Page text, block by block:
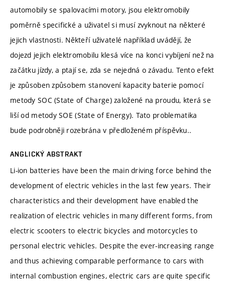
automobily se spalovacími motory, jsou elektromobily
poměrně specifické a uživatel si musí zvyknout na některé
jejich vlastnosti. Někteří uživatelé například uvádějí, že
dojezd jejich elektromobilu klesá více na konci vybíjení než na
začátku jízdy, a ptají se, zda se nejedná o závadu. Tento efekt
je způsoben způsobem stanovení kapacity baterie pomocí
metody SOC (State of Charge) založené na proudu, která se
liší od metody SOE (State of Energy). Tato problematika
bude podrobněji rozebrána v předloženém příspěvku..
ANGLICKÝ ABSTRAKT
Li-ion batteries have been the main driving force behind the
development of electric vehicles in the last few years. Their
characteristics and their development have enabled the
realization of electric vehicles in many different forms, from
electric scooters to electric bicycles and motorcycles to
personal electric vehicles. Despite the ever-increasing range
and thus achieving comparable performance to cars with
internal combustion engines, electric cars are quite specific